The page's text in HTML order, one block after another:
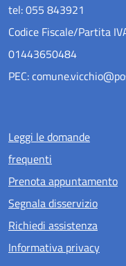
tel: 055 843921
Codice Fiscale/Partita
01443650484
PEC:
Menu piè di
Leggi le domande
frequenti
Prenota appuntamento
Segnala disservizio
Richiedi assistenza
Informativa privacy